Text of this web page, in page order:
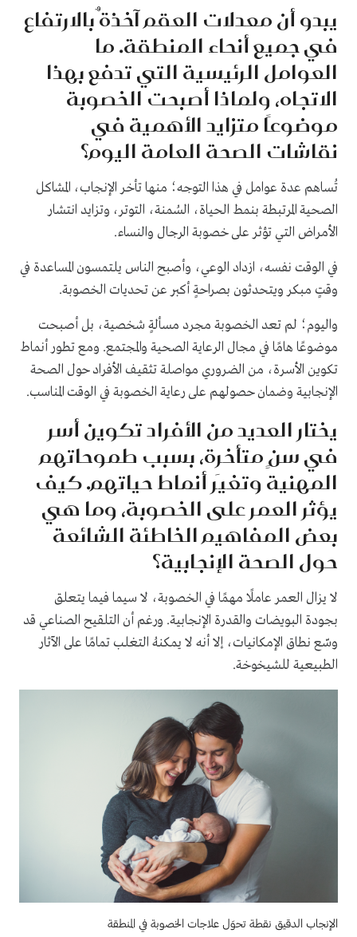
يبدو أن معدلات العقم آخذةٌ بالارتفاع
في جميع أنحاء المنطقة. ما
العوامل الرئيسية التي تدفع بهذا
الاتجاه، ولماذا أصبحت الخصوبة
موضوعًا متزايد الأهمية في
نقاشات الصحة العامة اليوم؟
تُساهم عدة عوامل في هذا التوجه؛ منها تأخر الإنجاب، المشاكل
الصحية المرتبطة بنمط الحياة، السُمنة، التوتر، وتزايد انتشار
الأمراض التي تؤثر على خصوبة الرجال والنساء.
في الوقت نفسه، ازداد الوعي، وأصبح الناس يلتمسون المساعدة في
وقتٍ مبكر ويتحدثون بصراحةٍ أكبر عن تحديات الخصوبة.
واليوم؛ لم تعد الخصوبة مجرد مسألةٍ شخصية، بل أصبحت
موضوعًا هامًا في مجال الرعاية الصحية والمجتمع. ومع تطور أنماط
تكوين الأسرة، من الضروري مواصلة تثقيف الأفراد حول الصحة
الإنجابية وضمان حصولهم على رعاية الخصوبة في الوقت المناسب.
يختار العديد من الأفراد تكوين أسر
في سنٍ متأخرة، بسبب طموحاتهم
المهنية وتغيَر أنماط حياتهم. كيف
يؤثر العمر على الخصوبة، وما هي
بعض المفاهيم الخاطئة الشائعة
حول الصحة الإنجابية؟
لا يزال العمر عاملًا مهمًا في الخصوبة، لا سيما فيما يتعلق
بجودة البويضات والقدرة الإنجابية. ورغم أن التلقيح الصناعي قد
وسّع نطاق الإمكانيات، إلا أنه لا يمكنهُ التغلب تمامًا على الآثار
الطبيعية للشيخوخة.
الإنجاب الدقيق نقطة تحوَل علاجات الخصوبة في المنطقة